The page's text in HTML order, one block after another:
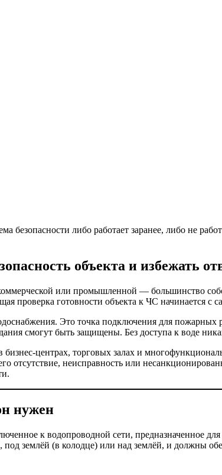
безопасности либо работает заранее, либо не
объекта и избежать
или промышленной — большинство
проверка готовности объекта к ЧС начинается с
Это точка подключения для пожарных
смогут быть защищены. Без доступа к воде
центрах, торговых залах и
отсутствие, неисправность или
нужен
к водопроводной сети, предназначенное
землёй (в колодце) или над землёй, и должны